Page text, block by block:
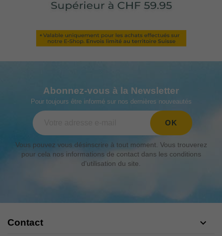
Abonnez-vous à la Newsletter
Pour toujours être informé sur nos dernières nouveautés
Vous pouvez vous désinscrire à tout moment. Vous trouverez
pour cela nos informations de contact dans les conditions
d'utilisation du site.
Contact 